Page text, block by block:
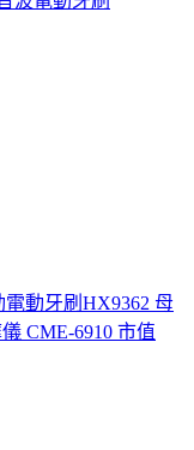
動牙刷HX9362 母
CME-6910 市值